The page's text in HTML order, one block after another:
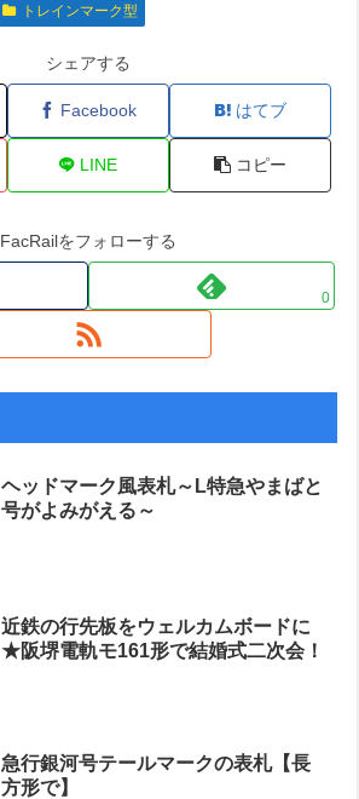
トレインマーク型
シェアする
Facebook はてブ
LINE コピー
FacRailをフォローする
0
ヘッドマーク風表札～L特急やまばと
号がよみがえる～
近鉄の行先板をウェルカムボードに
★阪堺電軌モ161形で結婚式二次会！
急行銀河号テールマークの表札【長
方形で】